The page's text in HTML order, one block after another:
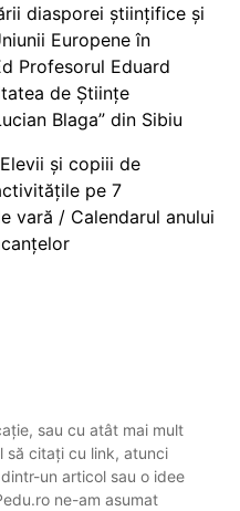
diasporei științifice și
Europene în
Profesorul Eduard
de Științe
Blaga” din Sibiu
și copiii de
pe 7
vară / Calendarul anului
sau cu atât mai mult
să citați cu link, atunci
un articol sau o idee
ne-am asumat